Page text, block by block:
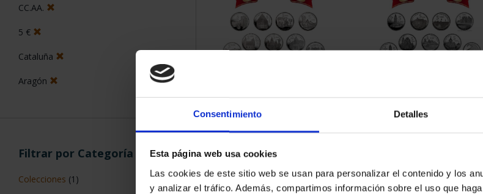
Consentimiento Detalles
Esta página web usa cookies
Las cookies de este sitio web se usan para personalizar el contenido y los
y analizar el tráfico. Además, compartimos información sobre el uso que
CC.AA.
5 €
Cataluña
Aragón
Filtrar por Categoría
Colecciones (1)
SUSCRIPCIÓN CAPITALES DE
PROVINCIA 1
949,00 €
Sólo para usuarios registrados
SUSCRIPCIÓN CAPITALES
PROVINCIA 2